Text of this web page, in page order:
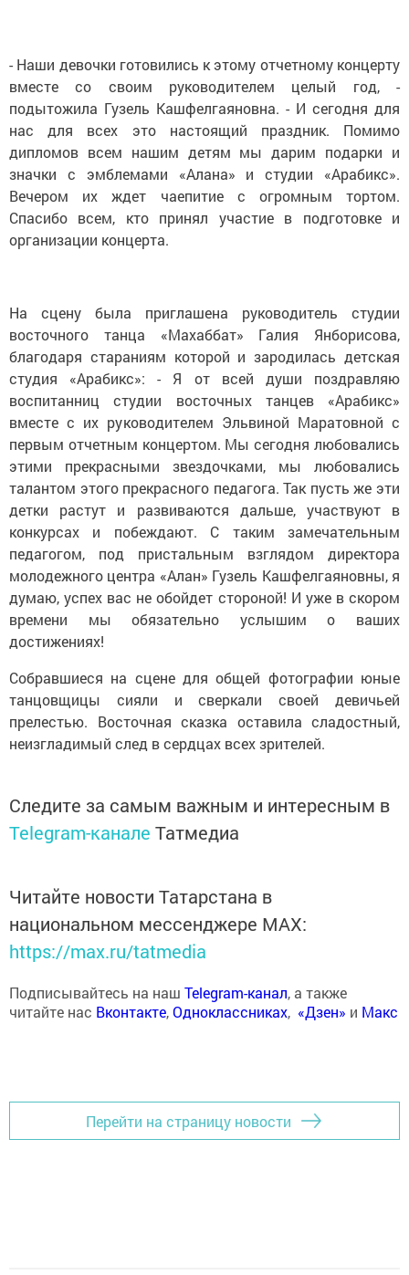
- Наши девочки готовились к этому отчетному концерту
вместе со своим руководителем целый год, -
подытожила Гузель Кашфелгаяновна. - И сегодня для
нас для всех это настоящий праздник. Помимо
дипломов всем нашим детям мы дарим подарки и
значки с эмблемами «Алана» и студии «Арабикс».
Вечером их ждет чаепитие с огромным тортом.
Спасибо всем, кто принял участие в подготовке и
организации концерта.
На сцену была приглашена руководитель студии
восточного танца «Махаббат» Галия Янборисова,
благодаря стараниям которой и зародилась детская
студия «Арабикс»: - Я от всей души поздравляю
воспитанниц студии восточных танцев «Арабикс»
вместе с их руководителем Эльвиной Маратовной с
первым отчетным концертом. Мы сегодня любовались
этими прекрасными звездочками, мы любовались
талантом этого прекрасного педагога. Так пусть же эти
детки растут и развиваются дальше, участвуют в
конкурсах и побеждают. С таким замечательным
педагогом, под пристальным взглядом директора
молодежного центра «Алан» Гузель Кашфелгаяновны, я
думаю, успех вас не обойдет стороной! И уже в скором
времени мы обязательно услышим о ваших
достижениях!
Собравшиеся на сцене для общей фотографии юные
танцовщицы сияли и сверкали своей девичьей
прелестью. Восточная сказка оставила сладостный,
неизгладимый след в сердцах всех зрителей.
Следите за самым важным и интересным в
Telegram-канале Татмедиа
Читайте новости Татарстана в
национальном мессенджере MАХ:
https://max.ru/tatmedia
Подписывайтесь на наш Telegram-канал, а также
читайте нас Вконтакте,Одноклассниках, «Дзен» и Макс
Перейти на страницу новости